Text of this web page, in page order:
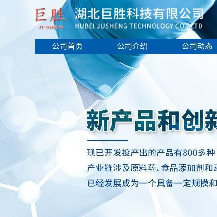
公司首页 公司介绍 公司动态